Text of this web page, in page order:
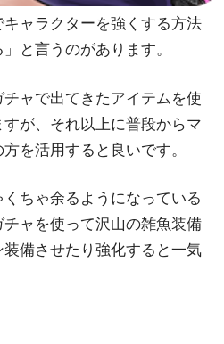
ャラクターを強くする方法
と言うのがあります。
ャで出てきたアイテムを使
が、それ以上に普段からマ
を活用すると良いです。
ちゃ余るようになっている
ャを使って沢山の雑魚装備
備させたり強化すると一気